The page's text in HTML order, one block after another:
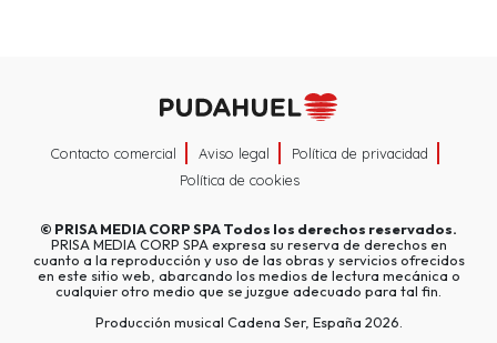
Contacto comercial Aviso legal
Política de privacidad
Política de cookies
© PRISA MEDIA CORP SPATodos los derechos reservados.
PRISA MEDIA CORP SPA expresa su reserva de derechos en
cuanto a la reproducción y uso de las obras y servicios ofrecidos
en este sitio web, abarcando los medios de lectura mecánica o
cualquier otro medio que se juzgue adecuado para tal fin.
Producción musical Cadena Ser, España 2026.